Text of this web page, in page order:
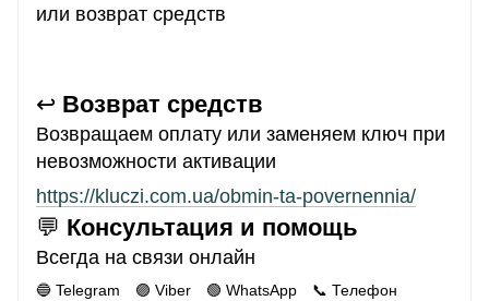
или возврат средств
↩️ Возврат средств
Возвращаем оплату или заменяем ключ при
невозможности активации
https://kluczi.com.ua/obmin-ta-povernennia/
💬 Консультация и помощь
Всегда на связи онлайн
🔵 Telegram 🟣 Viber 🟢 WhatsApp 📞 Телефон